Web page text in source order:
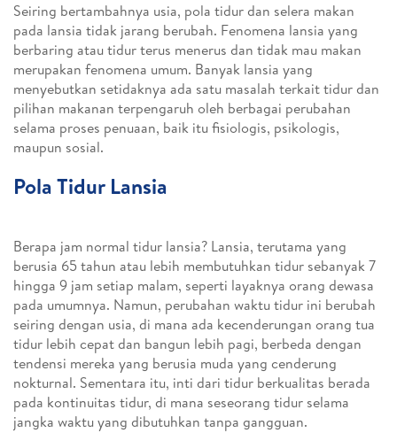
Seiring bertambahnya usia, pola tidur dan selera makan
pada lansia tidak jarang berubah. Fenomena lansia yang
berbaring atau tidur terus menerus dan tidak mau makan
merupakan fenomena umum. Banyak lansia yang
menyebutkan setidaknya ada satu masalah terkait tidur dan
pilihan makanan terpengaruh oleh berbagai perubahan
selama proses penuaan, baik itu fisiologis, psikologis,
maupun sosial.
Pola Tidur Lansia
Berapa jam normal tidur lansia? Lansia, terutama yang
berusia 65 tahun atau lebih membutuhkan tidur sebanyak 7
hingga 9 jam setiap malam, seperti layaknya orang dewasa
pada umumnya. Namun, perubahan waktu tidur ini berubah
seiring dengan usia, di mana ada kecenderungan orang tua
tidur lebih cepat dan bangun lebih pagi, berbeda dengan
tendensi mereka yang berusia muda yang cenderung
nokturnal. Sementara itu, inti dari tidur berkualitas berada
pada kontinuitas tidur, di mana seseorang tidur selama
jangka waktu yang dibutuhkan tanpa gangguan.